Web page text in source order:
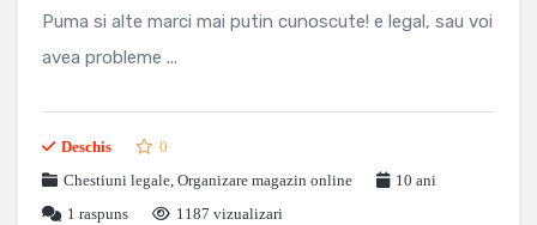
Puma si alte marci mai putin cunoscute! e legal, sau voi
avea probleme ...
Deschis
0
Chestiuni legale, Organizare magazin online
10 ani
1 raspuns 1187 vizualizari